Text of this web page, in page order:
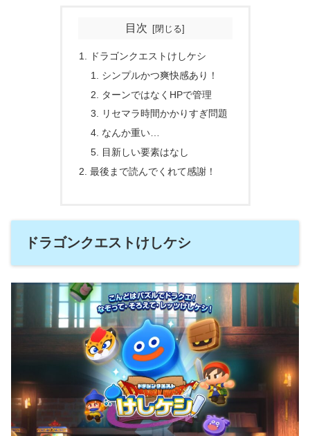
目次
ドラゴンクエストけしケシ
シンプルかつ爽快感あり！
ターンではなくHPで管理
リセマラ時間かかりすぎ問題
なんか重い…
目新しい要素はなし
最後まで読んでくれて感謝！
ドラゴンクエストけしケシ